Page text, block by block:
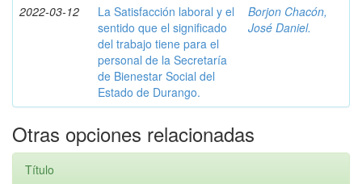
2022-03-12
La Satisfacción laboral y el
sentido que el significado
del trabajo tiene para el
personal de la Secretaría
de Bienestar Social del
Estado de Durango.
Borjon Chacón,
José Daniel.
Otras opciones relacionadas
Título